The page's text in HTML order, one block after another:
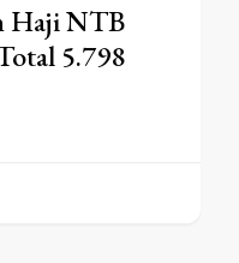
Haji NTB
5.798